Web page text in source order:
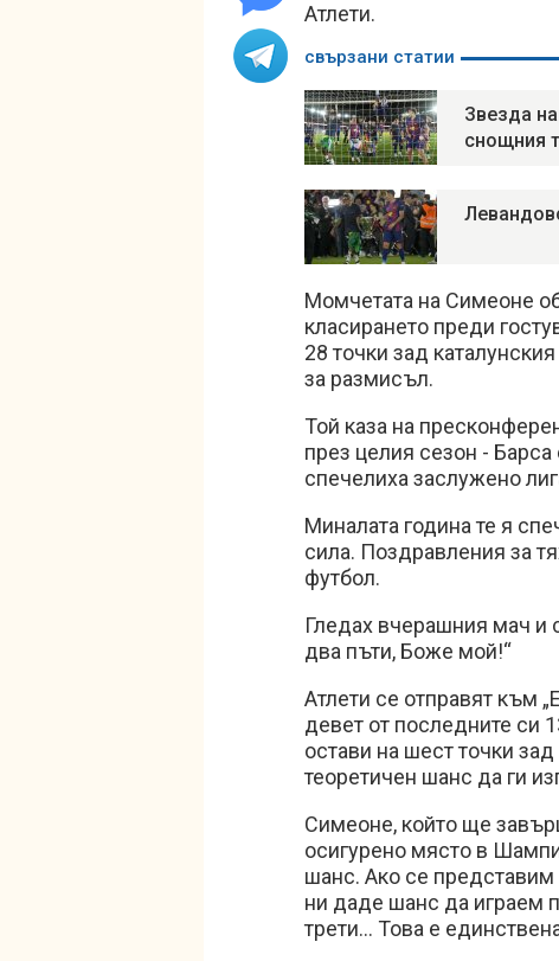
Атлети.
свързани статии
Звезда
снощния
Момчетата на Симеоне
класирането преди
28 точки зад
за размисъл.
Той каза на
през целия сезон -
спечелиха заслужено
Миналата година те я
сила. Поздравления за
футбол.
Гледах вчерашния мач и
два пъти, Боже мой!“
Атлети се отправят към
девет от последните си
остави на шест точки
теоретичен шанс да ги
Симеоне, който ще
осигурено място в
шанс. Ако се представим
ни даде шанс да играем
трети... Това е